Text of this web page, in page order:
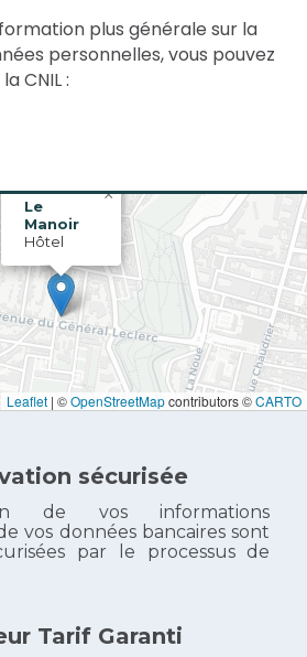
plus générale sur la
personnelles, vous pouvez
CNIL :
Le
Manoir
Hôtel
×
Leaflet | ©OpenStreetMapcontributors ©CARTO
sécurisée
de vos informations
vos données bancaires sont
par le processus de
Tarif Garanti